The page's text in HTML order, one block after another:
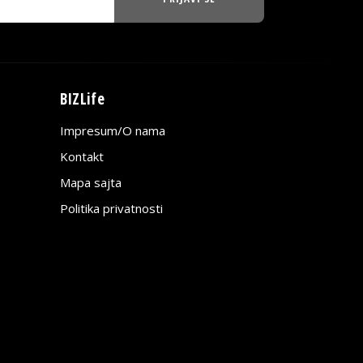
BIZLife
Impresum/O nama
Kontakt
Mapa sajta
Politika privatnosti